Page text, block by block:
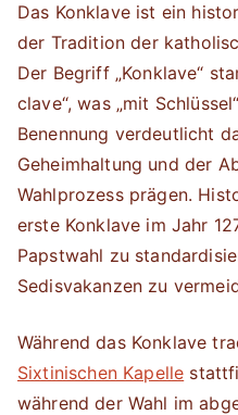
Das Konklave ist ein
der Tradition der
Der Begriff „Konklave“
clave“, was „mit
Benennung verdeutlicht
Geheimhaltung und der
Wahlprozess prägen.
erste Konklave im Jahr
Papstwahl zu
Sedisvakanzen zu
Während das Konklave
Sixtinischen Kapelle
während der Wahl im